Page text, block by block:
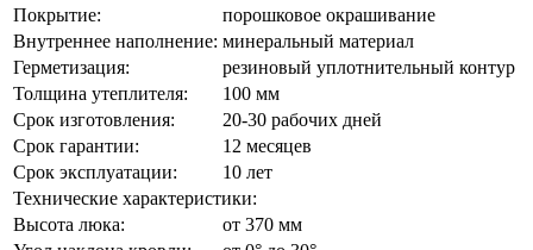
Покрытие:
порошковое окрашивание
Внутреннее наполнение: минеральный материал
Герметизация:
резиновый уплотнительный контур
Толщина утеплителя:
100 мм
Срок изготовления:
20-30 рабочих дней
Срок гарантии:
12 месяцев
Срок эксплуатации:
10 лет
Технические характеристики:
Высота люка:
от 370 мм